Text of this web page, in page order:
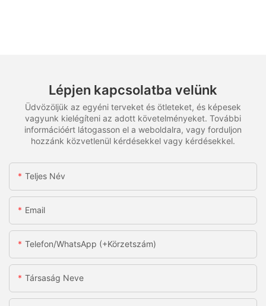
Lépjen kapcsolatba velünk
Üdvözöljük az egyéni terveket és ötleteket, és képesek
vagyunk kielégíteni az adott követelményeket. További
információért látogasson el a weboldalra, vagy forduljon
hozzánk közvetlenül kérdésekkel vagy kérdésekkel.
Teljes Név
Email
Telefon/WhatsApp (+körzetszám)
Társaság Neve